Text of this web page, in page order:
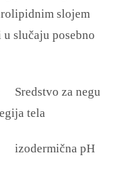
slojem
slučaju posebno
za negu
tela
pH